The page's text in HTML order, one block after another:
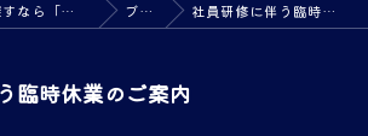
新潟の居酒屋を探すなら「合同会社ソシオ」 ブログ 社員研修に伴う臨時休業のご案内
臨時休業のご案内